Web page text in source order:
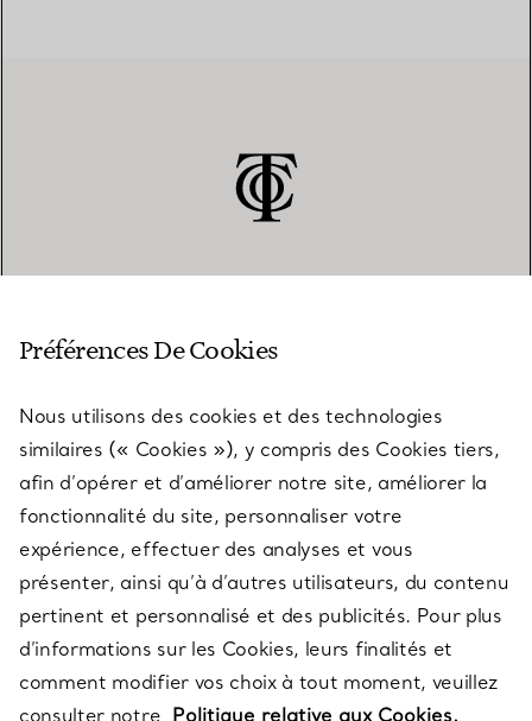
SERVICES
À PROPOS
QUESTIONS LÉGALES
SUIVEZ-NOUS
Préférences De Cookies
Nous utilisons des cookies et des technologies
similaires (« Cookies »), y compris des Cookies tiers,
afin d’opérer et d’améliorer notre site, améliorer la
fonctionnalité du site, personnaliser votre
expérience, effectuer des analyses et vous
présenter, ainsi qu’à d’autres utilisateurs, du contenu
pertinent et personnalisé et des publicités. Pour plus
d’informations sur les Cookies, leurs finalités et
comment modifier vos choix à tout moment, veuillez
consulter notre Politique relative aux Cookies.